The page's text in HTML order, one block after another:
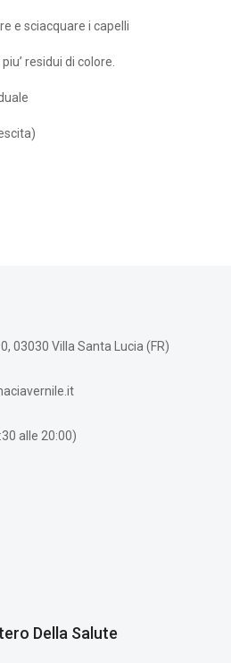
e sciacquare i capelli
residui di colore.
03030 Villa Santa Lucia (FR)
alle 20:00)
Della Salute